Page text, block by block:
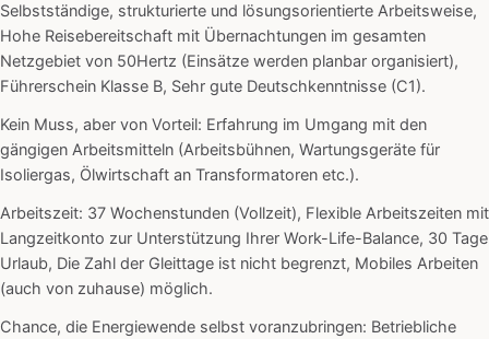
Selbstständige, strukturierte und lösungsorientierte Arbeitsweise,
Hohe Reisebereitschaft mit Übernachtungen im gesamten
Netzgebiet von 50Hertz (Einsätze werden planbar organisiert),
Führerschein Klasse B, Sehr gute Deutschkenntnisse (C1).
Kein Muss, aber von Vorteil: Erfahrung im Umgang mit den
gängigen Arbeitsmitteln (Arbeitsbühnen, Wartungsgeräte für
Isoliergas, Ölwirtschaft an Transformatoren etc.).
Arbeitszeit: 37 Wochenstunden (Vollzeit), Flexible Arbeitszeiten mit
Langzeitkonto zur Unterstützung Ihrer Work-Life-Balance, 30 Tage
Urlaub, Die Zahl der Gleittage ist nicht begrenzt, Mobiles Arbeiten
(auch von zuhause) möglich.
Chance, die Energiewende selbst voranzubringen: Betriebliche